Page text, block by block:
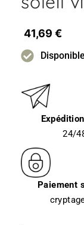
41,69 €
Disponible
24/
Paiement